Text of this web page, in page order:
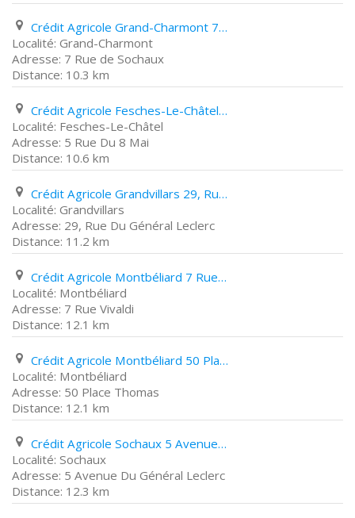
Crédit Agricole Grand-Charmont 7 Rue de Sochaux
Grand-Charmont
7 Rue de Sochaux
10.3 km
Crédit Agricole Fesches-Le-Châtel 5 Rue Du 8 Mai
Fesches-Le-Châtel
5 Rue Du 8 Mai
10.6 km
Crédit Agricole Grandvillars 29, Rue Du Général Leclerc
Grandvillars
29, Rue Du Général Leclerc
11.2 km
Crédit Agricole Montbéliard 7 Rue Vivaldi
Montbéliard
7 Rue Vivaldi
12.1 km
Crédit Agricole Montbéliard 50 Place Thomas
Montbéliard
50 Place Thomas
12.1 km
Crédit Agricole Sochaux 5 Avenue Du Général Leclerc
Sochaux
5 Avenue Du Général Leclerc
12.3 km